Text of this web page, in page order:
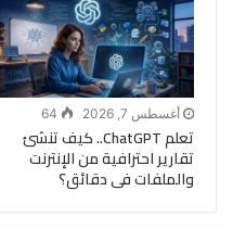
أغسطس 7, 2026 64
تعلم ChatGPT.. كيف تنشئ
تقارير احترافية من الإنترنت
والملفات فى دقائق؟